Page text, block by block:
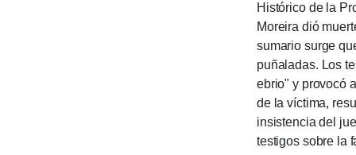
Histórico de la
Moreira dió
sumario surge
puña­ladas. Los
ebrio" y provocó
de la víctima,
insistencia del
testi­gos sobre la